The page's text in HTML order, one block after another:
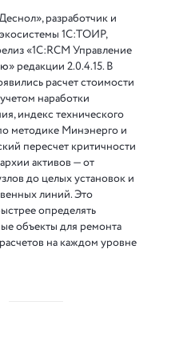
разработчик и
1С:ТОИР,
«1С:RCM Управление
редакции 2.0.4.15. В
расчет стоимости
наработки
индекс технического
методике Минэнерго и
пересчет критичности
активов — от
до целых установок и
линий. Это
определять
объекты для ремонта
на каждом уровне